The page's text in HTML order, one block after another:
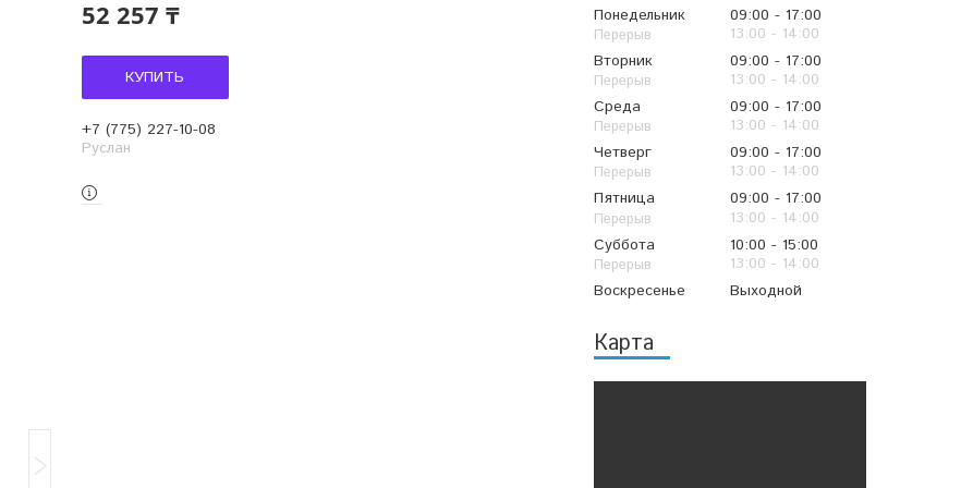
Понедельник 09:00
17:00
13:00
14:00
Вторник
09:00
17:00
13:00
14:00
Среда
09:00
17:00
13:00
14:00
Четверг
09:00
17:00
13:00
14:00
Пятница
09:00
17:00
13:00
14:00
Суббота
10:00
15:00
13:00
14:00
Воскресенье
Выходной
Карта
52 257 ₸
КУПИТЬ
+7 (775) 227-10-08
Руслан